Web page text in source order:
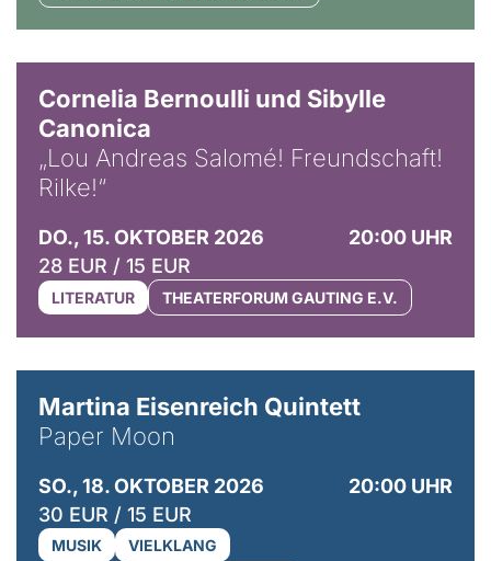
Cornelia Bernoulli und Sibylle
Canonica
„Lou Andreas Salomé! Freundschaft!
Rilke!“
DO., 15. OKTOBER 2026
20:00 UHR
28 EUR / 15 EUR
LITERATUR THEATERFORUM GAUTING E.V.
Martina Eisenreich Quintett
Paper Moon
SO., 18. OKTOBER 2026
20:00 UHR
30 EUR / 15 EUR
MUSIK
VIELKLANG